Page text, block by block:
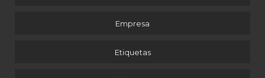
ROTULOS PARA COSMÉTICOS
RÓTULOS PARA SUPERMERCADO
Empresa
Etiquetas